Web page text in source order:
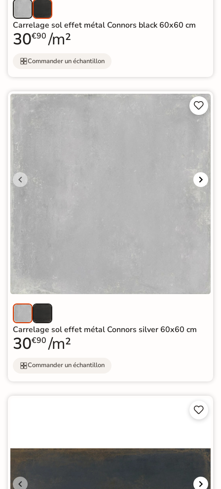
Carrelage sol effet métal Connors black 60x60 cm
30€90 /m²
Commander un échantillon


Carrelage sol effet métal Connors silver 60x60 cm
30€90 /m²
Commander un échantillon

